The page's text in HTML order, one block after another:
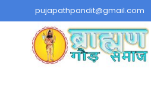
to
content
pujapathpandit@gmail.com